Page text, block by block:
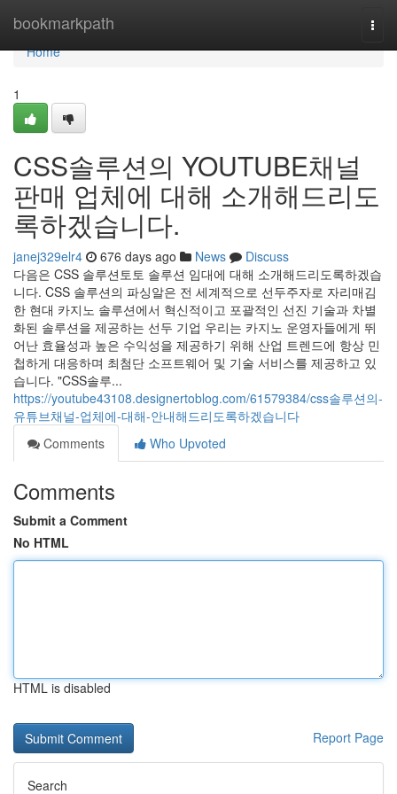
bookmarkpath
Home
Home
1
CSS솔루션의 YOUTUBE채널
판매 업체에 대해 소개해드리도
록하겠습니다.
janej329elr4 676 days ago News
Discuss
다음은 CSS 솔루션토토 솔루션 임대에 대해 소개해드리도록하겠습
니다. CSS 솔루션의 파싱알은 전 세계적으로 선두주자로 자리매김
한 현대 카지노 솔루션에서 혁신적이고 포괄적인 선진 기술과 차별
화된 솔루션을 제공하는 선두 기업 우리는 카지노 운영자들에게 뛰
어난 효율성과 높은 수익성을 제공하기 위해 산업 트렌드에 항상 민
첩하게 대응하며 최첨단 소프트웨어 및 기술 서비스를 제공하고 있
습니다. "CSS솔루...
https://youtube43108.designertoblog.com/61579384/css솔루션의-
유튜브채널-업체에-대해-안내해드리도록하겠습니다
Comments
Who Upvoted
Comments
Submit a Comment
No HTML
HTML is disabled
Report Page
Search